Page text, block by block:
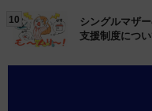
10
シングルマザ
支援制度につ